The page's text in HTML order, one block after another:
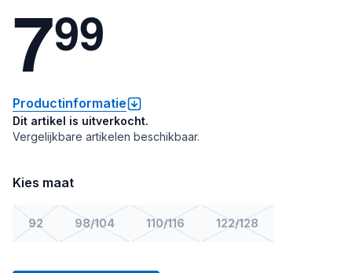
799
Productinformatie
Dit artikel is uitverkocht.
Vergelijkbare artikelen beschikbaar.
Kies maat
92 98/104 110/116 122/128